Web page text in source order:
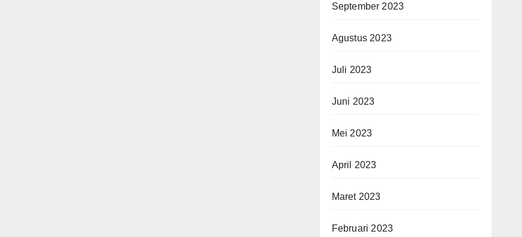
September 2023
Agustus 2023
Juli 2023
Juni 2023
Mei 2023
April 2023
Maret 2023
Februari 2023